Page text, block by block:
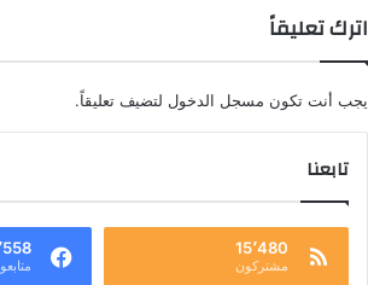
اترك تعليقاً
يجب أنت تكون مسجل الدخول لتضيف تعليقاً.
تابعنا
15٬480
مشتركون